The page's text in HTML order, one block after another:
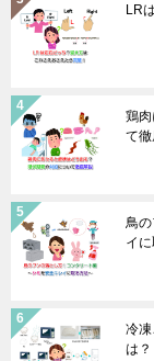
LR
鶏
て
鳥
イ
冷
は？